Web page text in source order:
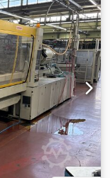
niet inbegrepen,
Csdpszrd Ugofx
zijn. Wordt
is uit een
onder
materiële
was tot het